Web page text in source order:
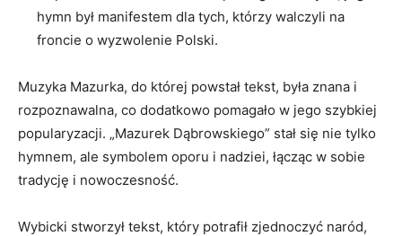
hymn był manifestem dla‍ tych, którzy⁢ walczyli na
froncie⁣ o wyzwolenie Polski.
Muzyka Mazurka, do której ⁤powstał tekst,‌ była znana i‌
rozpoznawalna, co dodatkowo pomagało‍ w jego szybkiej
popularyzacji. „Mazurek Dąbrowskiego” stał ​się nie tylko
hymnem, ale symbolem oporu i ‌nadziei, łącząc w sobie
tradycję i nowoczesność.
Wybicki stworzył tekst, który potrafił zjednoczyć naród,